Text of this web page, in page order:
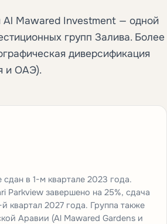
Al Mawared Investment — одной
групп Залива. Более
диверсификация
и ОАЭ).
сдан в 1-м квартале 2023 года.
Parkview завершено на 25%, сдача
квартал 2027 года. Группа также
Аравии (Al Mawared Gardens и